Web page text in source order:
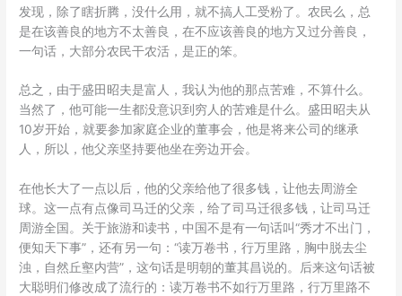
发现，除了瞎折腾，没什么用，就不搞人工受粉了。农民么，总
是在该善良的地方不太善良，在不应该善良的地方又过分善良，
一句话，大部分农民干农活，是正的笨。
总之，由于盛田昭夫是富人，我认为他的那点苦难，不算什么。
当然了，他可能一生都没意识到穷人的苦难是什么。盛田昭夫从
10岁开始，就要参加家庭企业的董事会，他是将来公司的继承
人，所以，他父亲坚持要他坐在旁边开会。
在他长大了一点以后，他的父亲给他了很多钱，让他去周游全
球。这一点有点像司马迁的父亲，给了司马迁很多钱，让司马迁
周游全国。关于旅游和读书，中国不是有一句话叫“秀才不出门，
便知天下事”，还有另一句：“读万卷书，行万里路，胸中脱去尘
浊，自然丘壑内营”，这句话是明朝的董其昌说的。后来这句话被
大聪明们修改成了流行的：读万卷书不如行万里路，行万里路不